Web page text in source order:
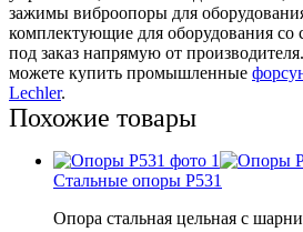
зажимы виброопоры для
комплектующие для оборудования со
под заказ напрямую от
можете купить промышленные
Lechler.
Похожие товары
Стальные опоры P531
Опора стальная цельная с